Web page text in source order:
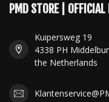
PMD STORE | OFFICIAL
Kuipersweg 19
4338 PH
the Netherlands